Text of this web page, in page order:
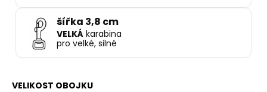
šířka 3,8 cm
VELKÁ karabina
pro velké, silné
VELIKOST OBOJKU